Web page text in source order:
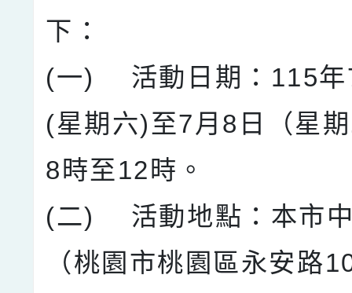
下：
(一) 活動日期：115年
(星期六)至7月8日（星
8時至12時。
(二) 活動地點：本市
（桃園市桃園區永安路